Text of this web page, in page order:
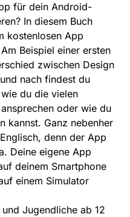
für dein Android-
In diesem Buch
kostenlosen App
Beispiel einer ersten
zwischen Design
nach findest du
du die vielen
oder wie du
kannst. Ganz nebenher
denn der App
Deine eigene App
deinem Smartphone
einem Simulator
Jugendliche ab 12